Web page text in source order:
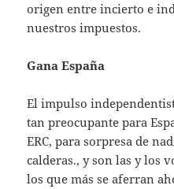
origen entre incierto e
nuestros impuestos.
Gana España
El impulso
tan preocupante para
ERC, para sorpresa de
calderas., y son las y los
los que más se aferran